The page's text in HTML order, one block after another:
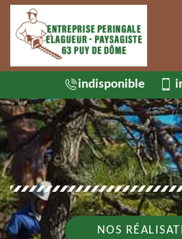
indisponible
NOS